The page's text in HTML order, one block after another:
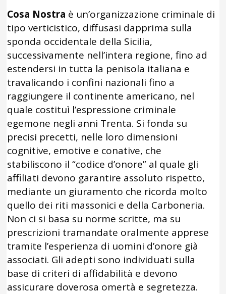
Cosa Nostra è un’organizzazione criminale di
tipo verticistico, diffusasi dapprima sulla
sponda occidentale della Sicilia,
successivamente nell’intera regione, fino ad
estendersi in tutta la penisola italiana e
travalicando i confini nazionali fino a
raggiungere il continente americano, nel
quale costituì l’espressione criminale
egemone negli anni Trenta. Si fonda su
precisi precetti, nelle loro dimensioni
cognitive, emotive e conative, che
stabiliscono il “codice d’onore” al quale gli
affiliati devono garantire assoluto rispetto,
mediante un giuramento che ricorda molto
quello dei riti massonici e della Carboneria.
Non ci si basa su norme scritte, ma su
prescrizioni tramandate oralmente apprese
tramite l’esperienza di uomini d’onore già
associati. Gli adepti sono individuati sulla
base di criteri di affidabilità e devono
assicurare doverosa omertà e segretezza.